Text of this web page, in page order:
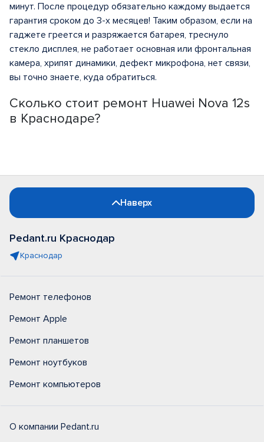
Сколько стоит ремонт Huawei Nova 12s
в Краснодаре?
минут. После процедур обязательно каждому выдается
гарантия сроком до 3-х месяцев! Таким образом, если на
гаджете греется и разряжается батарея, треснуло
стекло дисплея, не работает основная или фронтальная
камера, хрипят динамики, дефект микрофона, нет связи,
вы точно знаете, куда обратиться.
Наверх
Pedant.ru Краснодар
Краснодар
Ремонт телефонов
Ремонт Apple
Ремонт планшетов
Ремонт ноутбуков
Ремонт компьютеров
О компании Pedant.ru